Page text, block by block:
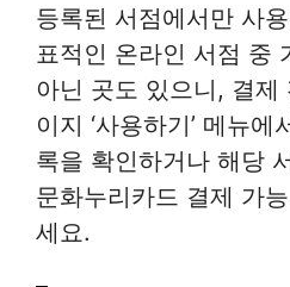
등록된 서점에서만 사
표적인 온라인 서점 중
아닌 곳도 있으니, 결제
이지 ‘사용하기’ 메뉴
록을 확인하거나 해당
문화누리카드 결제 가
세요.